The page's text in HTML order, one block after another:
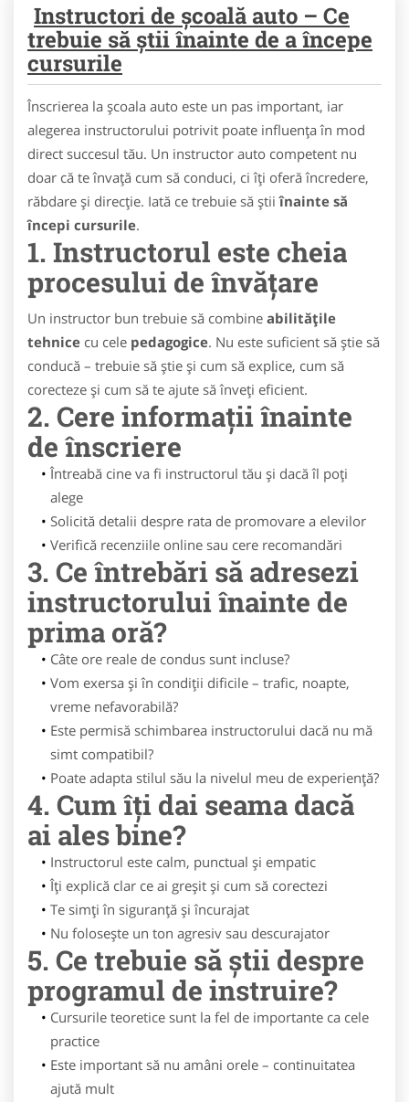
Instructori de școală auto – Ce
trebuie să știi înainte de a începe
cursurile
Înscrierea la școala auto este un pas important, iar
alegerea instructorului potrivit poate influența în mod
direct succesul tău. Un instructor auto competent nu
doar că te învață cum să conduci, ci îți oferă încredere,
răbdare și direcție. Iată ce trebuie să știiînainte să
începi cursurile.
1. Instructorul este cheia
procesului de învățare
Un instructor bun trebuie să combine abilitățile
tehnice cu cele pedagogice. Nu este suficient să știe să
conducă – trebuie să știe și cum să explice, cum să
corecteze și cum să te ajute să înveți eficient.
2. Cere informații înainte
de înscriere
Întreabă cine va fi instructorul tău și dacă îl poți
alege
Solicită detalii despre rata de promovare a elevilor
Verifică recenziile online sau cere recomandări
3. Ce întrebări să adresezi
instructorului înainte de
prima oră?
Câte ore reale de condus sunt incluse?
Vom exersa și în condiții dificile – trafic, noapte,
vreme nefavorabilă?
Este permisă schimbarea instructorului dacă nu mă
simt compatibil?
Poate adapta stilul său la nivelul meu de experiență?
4. Cum îți dai seama dacă
ai ales bine?
Instructorul este calm, punctual și empatic
Îți explică clar ce ai greșit și cum să corectezi
Te simți în siguranță și încurajat
Nu folosește un ton agresiv sau descurajator
5. Ce trebuie să știi despre
programul de instruire?
Cursurile teoretice sunt la fel de importante ca cele
practice
Este important să nu amâni orele – continuitatea
ajută mult